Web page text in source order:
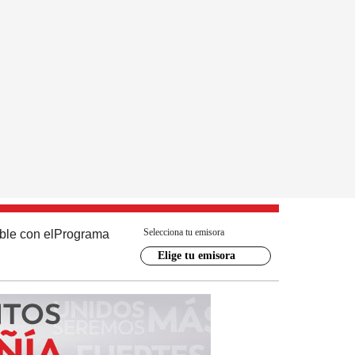
con el Programa Selecciona tu emisora
Elige tu emisora